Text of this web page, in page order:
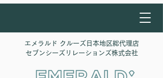
エメラルド クルーズ日本地区総代理店
​セブンシーズリレーションズ株式会社